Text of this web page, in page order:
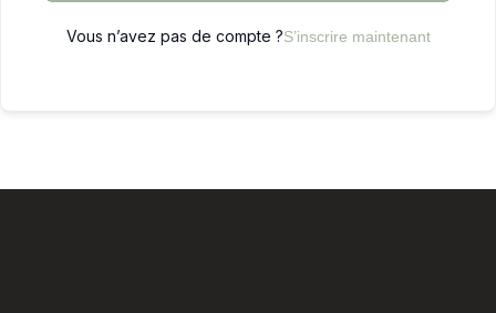
Vous n’avez pas de compte ?S’inscrire maintenant